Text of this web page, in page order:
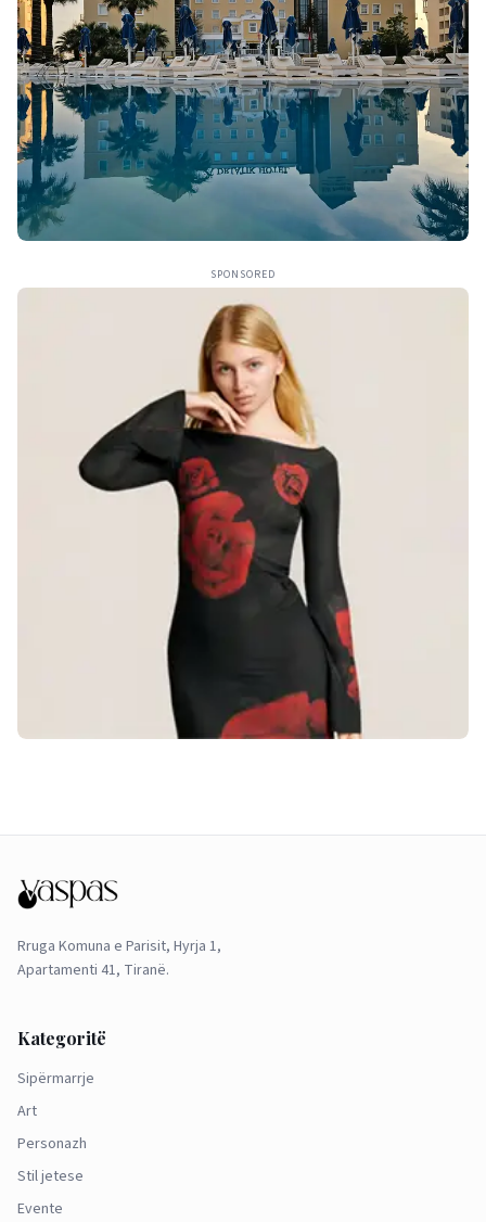
SPONSORED
Rruga Komuna e Parisit, Hyrja 1,
Apartamenti 41, Tiranë.
Kategoritë
Sipërmarrje
Art
Personazh
Stil jetese
Evente